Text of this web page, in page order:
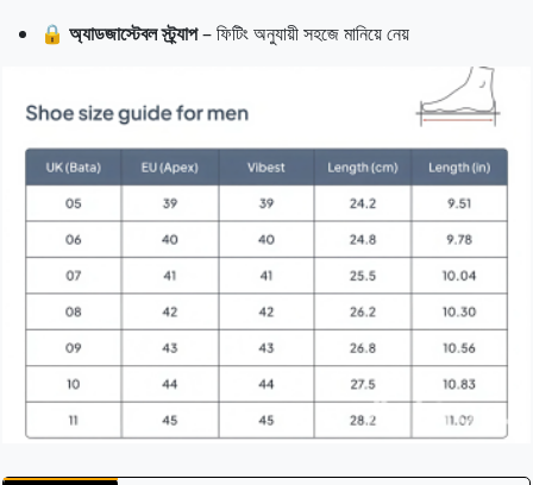
🔒 অ্যাডজাস্টেবল স্ট্র্যাপ– ফিটিং অনুযায়ী সহজে মানিয়ে নেয়